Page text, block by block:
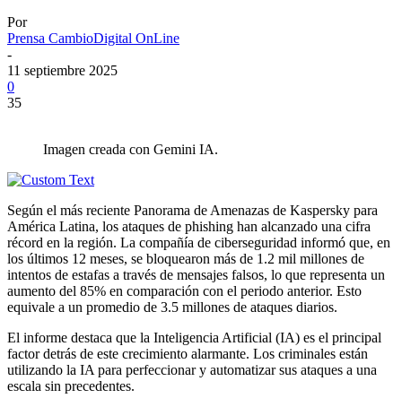
Por
Prensa CambioDigital OnLine
-
11 septiembre 2025
0
35
Imagen creada con Gemini IA.
Según el más reciente Panorama de Amenazas de Kaspersky para
América Latina, los ataques de phishing han alcanzado una cifra
récord en la región. La compañía de ciberseguridad informó que, en
los últimos 12 meses, se bloquearon más de 1.2 mil millones de
intentos de estafas a través de mensajes falsos, lo que representa un
aumento del 85% en comparación con el periodo anterior. Esto
equivale a un promedio de 3.5 millones de ataques diarios.
El informe destaca que la Inteligencia Artificial (IA) es el principal
factor detrás de este crecimiento alarmante. Los criminales están
utilizando la IA para perfeccionar y automatizar sus ataques a una
escala sin precedentes.